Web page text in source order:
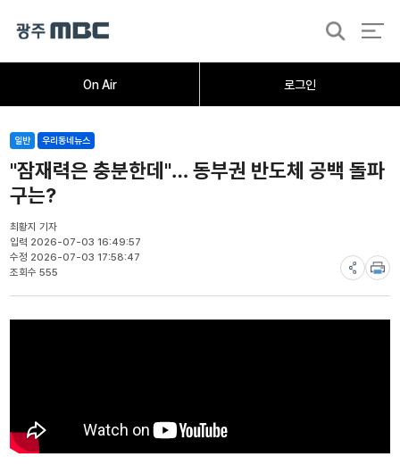
On Air 로그인
검
오늘의뉴스뉴스데스크 취재가시작되자
일반 우리동네뉴스
"잠재력은 충분한데"… 동부권 반도체 공백 돌파
구는?
최황지 기자
입력 2026-07-03 16:49:57
수정 2026-07-03 17:58:47
조회수 555